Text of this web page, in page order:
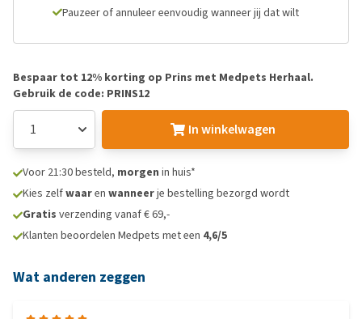
Pauzeer of annuleer eenvoudig wanneer jij dat wilt
Bespaar tot 12% korting op Prins met Medpets Herhaal.
Gebruik de code: PRINS12
In winkelwagen
Voor 21:30 besteld, morgen in huis*
Kies zelfwaaren wanneerje bestelling bezorgd wordt
Gratis verzending vanaf € 69,-
Klanten beoordelen Medpets met een 4,6/5
Wat anderen zeggen